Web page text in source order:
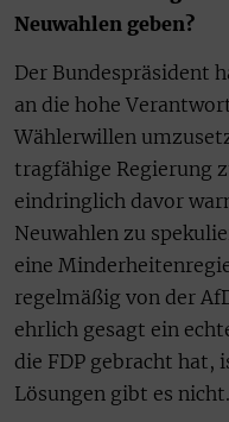
Neuwahlen geben?
Der Bundespräsident
an die hohe
Wählerwillen
tragfähige Regierung
eindringlich davor
Neuwahlen zu
eine
regelmäßig von der
ehrlich gesagt ein
die FDP gebracht hat,
Lösungen gibt es nicht.